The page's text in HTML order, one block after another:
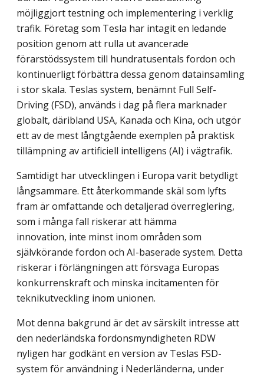
möjliggjort testning och implementering i verklig
trafik. Företag som Tesla har intagit en ledande
position genom att rulla ut avancerade
förarstödssystem till hundratusentals fordon och
kontinuerligt förbättra dessa genom datainsamling
i stor skala. Teslas system, benämnt Full Self-
Driving (FSD), används i dag på flera marknader
globalt, däribland USA, Kanada och Kina, och utgör
ett av de mest långtgående exemplen på praktisk
tillämpning av artificiell intelligens (AI) i vägtrafik.
Samtidigt har utvecklingen i Europa varit betydligt
långsammare. Ett återkommande skäl som lyfts
fram är omfattande och detaljerad överreglering,
som i många fall riskerar att hämma
innovation, inte minst inom områden som
självkörande fordon och AI-baserade system. Detta
riskerar i förlängningen att försvaga Europas
konkurrenskraft och minska incitamenten för
teknikutveckling inom unionen.
Mot denna bakgrund är det av särskilt intresse att
den nederländska fordonsmyndigheten RDW
nyligen har godkänt en version av Teslas FSD-
system för användning i Nederländerna, under